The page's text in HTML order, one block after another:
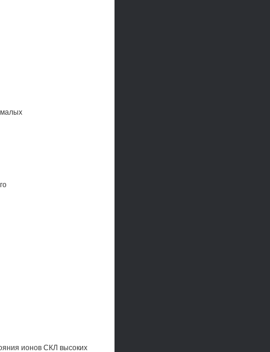
малых
ионов СКЛ высоких